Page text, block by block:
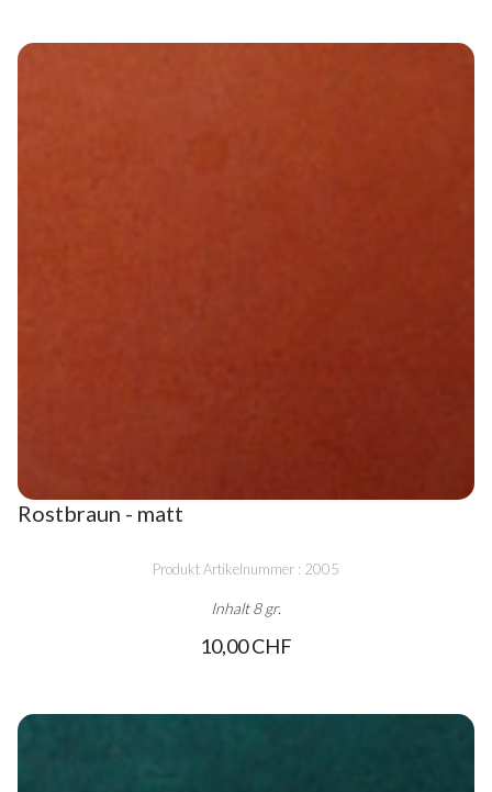
Rostbraun - matt
Produkt Artikelnummer : 2005
Inhalt 8 gr.
10,00 CHF